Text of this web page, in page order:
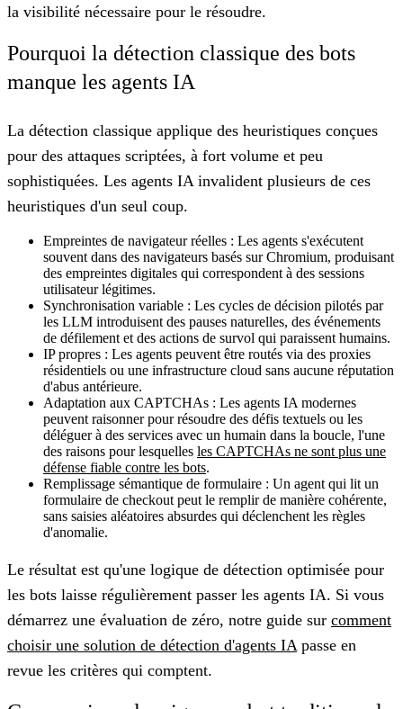
la visibilité nécessaire pour le résoudre.
Pourquoi la détection classique des bots
manque les agents IA
La détection classique applique des heuristiques conçues
pour des attaques scriptées, à fort volume et peu
sophistiquées. Les agents IA invalident plusieurs de ces
heuristiques d'un seul coup.
Empreintes de navigateur réelles : Les agents s'exécutent
souvent dans des navigateurs basés sur Chromium, produisant
des empreintes digitales qui correspondent à des sessions
utilisateur légitimes.
Synchronisation variable : Les cycles de décision pilotés par
les LLM introduisent des pauses naturelles, des événements
de défilement et des actions de survol qui paraissent humains.
IP propres : Les agents peuvent être routés via des proxies
résidentiels ou une infrastructure cloud sans aucune réputation
d'abus antérieure.
Adaptation aux CAPTCHAs : Les agents IA modernes
peuvent raisonner pour résoudre des défis textuels ou les
déléguer à des services avec un humain dans la boucle, l'une
des raisons pour lesquelles les CAPTCHAs ne sont plus une
défense fiable contre les bots.
Remplissage sémantique de formulaire : Un agent qui lit un
formulaire de checkout peut le remplir de manière cohérente,
sans saisies aléatoires absurdes qui déclenchent les règles
d'anomalie.
Le résultat est qu'une logique de détection optimisée pour
les bots laisse régulièrement passer les agents IA. Si vous
démarrez une évaluation de zéro, notre guide sur comment
choisir une solution de détection d'agents IA passe en
revue les critères qui comptent.